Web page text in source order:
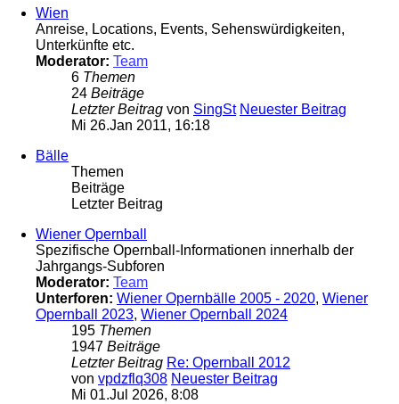
Wien
Anreise, Locations, Events, Sehenswürdigkeiten,
Unterkünfte etc.
Moderator: Team
6 Themen
24 Beiträge
Letzter Beitrag von SingSt Neuester Beitrag
Mi 26.Jan 2011, 16:18
Bälle
Themen
Beiträge
Letzter Beitrag
Wiener Opernball
Spezifische Opernball-Informationen innerhalb der
Jahrgangs-Subforen
Moderator: Team
Unterforen: Wiener Opernbälle 2005 - 2020, Wiener
Opernball 2023, Wiener Opernball 2024
195 Themen
1947 Beiträge
Letzter Beitrag Re: Opernball 2012
von vpdzflq308 Neuester Beitrag
Mi 01.Jul 2026, 8:08